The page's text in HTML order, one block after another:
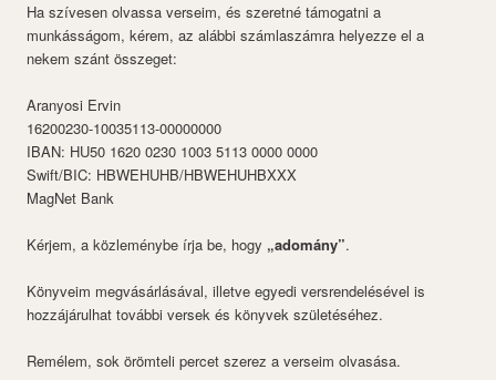
Ha szívesen olvassa verseim, és szeretné támogatni a
munkásságom, kérem, az alábbi számlaszámra helyezze el a
nekem szánt összeget:
Aranyosi Ervin
16200230-10035113-00000000
IBAN: HU50 1620 0230 1003 5113 0000 0000
Swift/BIC: HBWEHUHB/HBWEHUHBXXX
MagNet Bank
Kérjem, a közleménybe írja be, hogy „adomány”.
Könyveim megvásárlásával, illetve egyedi versrendelésével is
hozzájárulhat további versek és könyvek születéséhez.
Remélem, sok örömteli percet szerez a verseim olvasása.